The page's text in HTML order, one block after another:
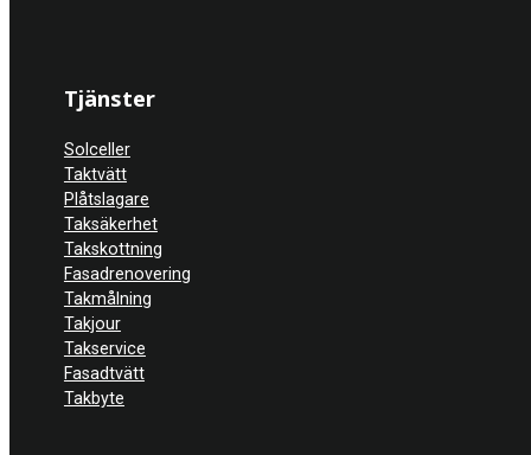
Tjänster
Solceller
Taktvätt
Plåtslagare
Taksäkerhet
Takskottning
Fasadrenovering
Takmålning
Takjour
Takservice
Fasadtvätt
Takbyte